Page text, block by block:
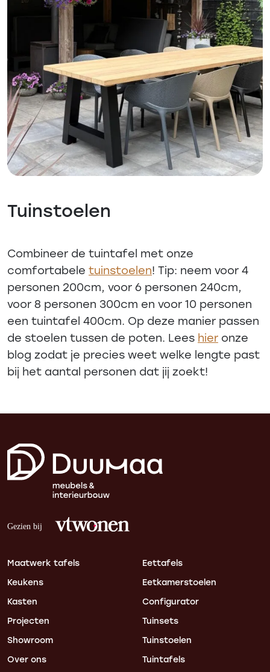
Tuinstoelen
Combineer de tuintafel met onze
comfortabele tuinstoelen! Tip: neem voor 4
personen 200cm, voor 6 personen 240cm,
voor 8 personen 300cm en voor 10 personen
een tuintafel 400cm. Op deze manier passen
de stoelen tussen de poten. Lees hier onze
blog zodat je precies weet welke lengte past
bij het aantal personen dat jij zoekt!
Maatwerk tafels
Keukens
Kasten
Projecten
Showroom
Over ons
Eettafels
Eetkamerstoelen
Configurator
Tuinsets
Tuinstoelen
Tuintafels